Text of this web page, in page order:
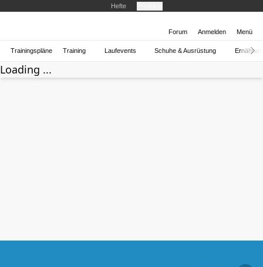
Hefte
Forum Anmelden Menü
Trainingspläne Training Laufevents Schuhe & Ausrüstung
Loading ...